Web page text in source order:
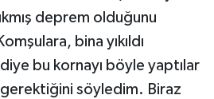
deprem olduğunu
bina yıkıldı
bu kornayı böyle yaptılar
gerektiğini söyledim. Biraz